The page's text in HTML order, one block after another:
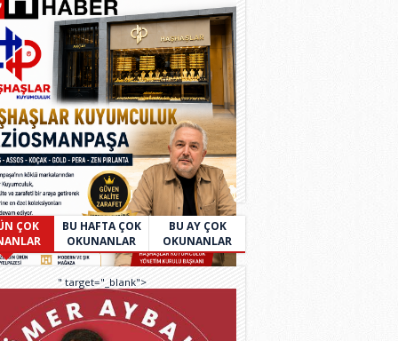
ÇOK
BU HAFTA ÇOK
OKUNANLAR
BU AY ÇOK
OKUNANLAR
" target="_blank">